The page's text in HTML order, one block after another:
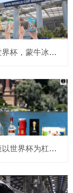
借势世界杯，蒙牛冰品切入北美市场，抢占百亿冰淇淋高地
五粮液以世界杯为杠杆，撬动年轻圈层，重新定义白酒消费边界